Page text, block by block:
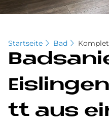
Startseite Bad
tt aus